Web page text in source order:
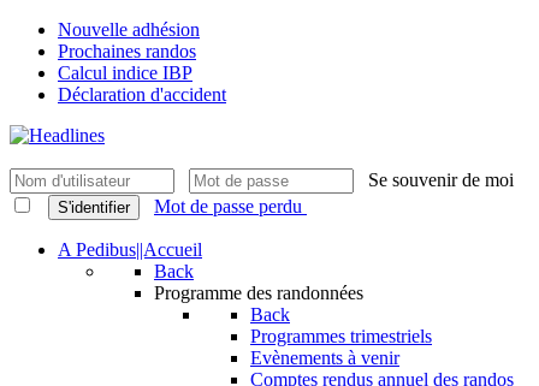
Nouvelle adhésion
Prochaines randos
Calcul indice IBP
Déclaration d'accident
Se souvenir de moi
S'identifier Mot de passe perdu
A Pedibus||Accueil
Back
Programme des randonnées
Back
Programmes trimestriels
Evènements à venir
Comptes rendus annuel des randos